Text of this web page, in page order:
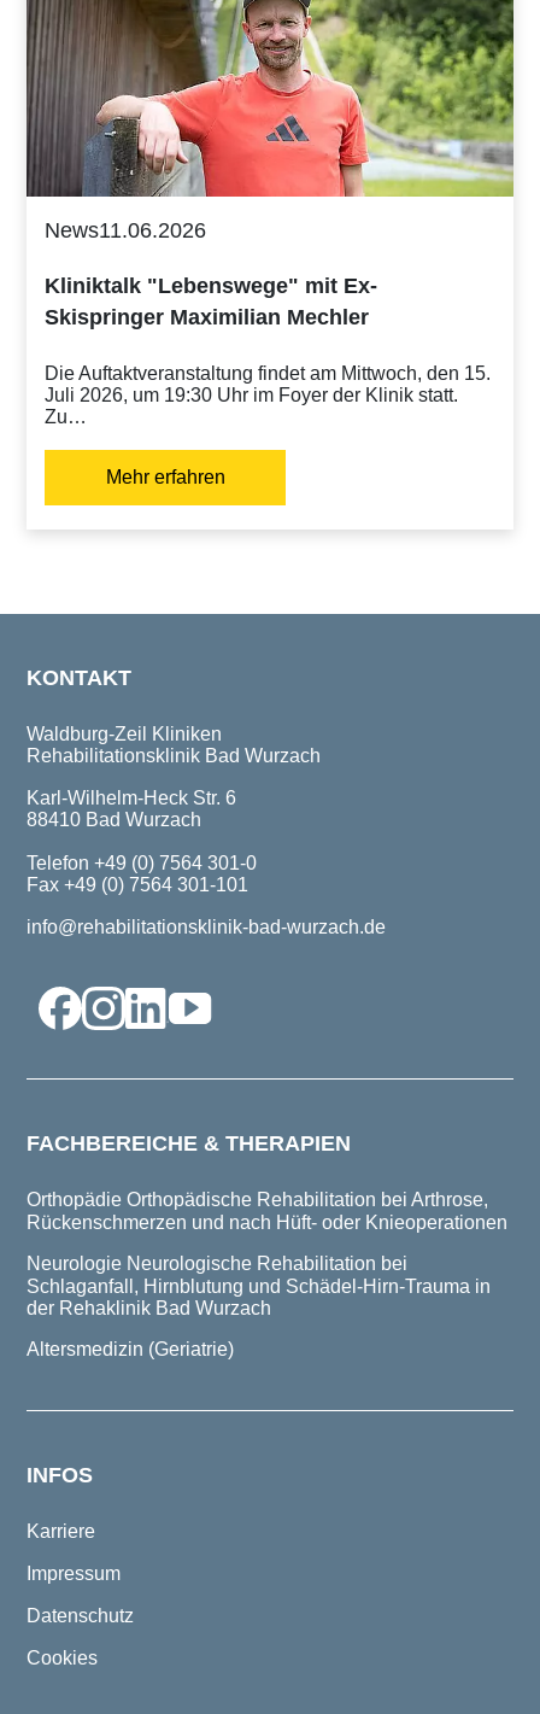
News11.06.2026
Kliniktalk "Lebenswege" mit Ex-
Skispringer Maximilian Mechler
Die Auftaktveranstaltung findet am Mittwoch, den 15.
Juli 2026, um 19:30 Uhr im Foyer der Klinik statt.
Zu…
Mehr erfahren
KONTAKT
Waldburg-Zeil Kliniken
Rehabilitationsklinik Bad Wurzach
Karl-Wilhelm-Heck Str. 6
88410 Bad Wurzach
Telefon +49 (0) 7564 301-0
Fax +49 (0) 7564 301-101
info@rehabilitationsklinik-bad-wurzach.de
FACHBEREICHE & THERAPIEN
Orthopädie Orthopädische Rehabilitation bei Arthrose,
Rückenschmerzen und nach Hüft- oder Knieoperationen
Neurologie Neurologische Rehabilitation bei
Schlaganfall, Hirnblutung und Schädel-Hirn-Trauma in
der Rehaklinik Bad Wurzach
Altersmedizin (Geriatrie)
INFOS
Karriere
Impressum
Datenschutz
Cookies